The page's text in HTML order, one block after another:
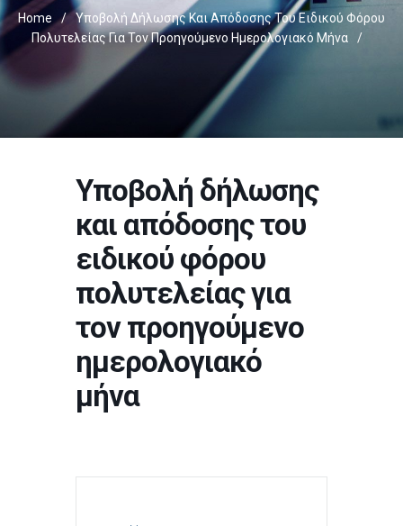
Home /
Υποβολή Δήλωσης Και Απόδοσης Του Ειδικού Φόρου
Πολυτελείας Για Τον Προηγούμενο Ημερολογιακό Μήνα
/
Υποβολή δήλωσης
και απόδοσης του
ειδικού φόρου
πολυτελείας για
τον προηγούμενο
ημερολογιακό
μήνα